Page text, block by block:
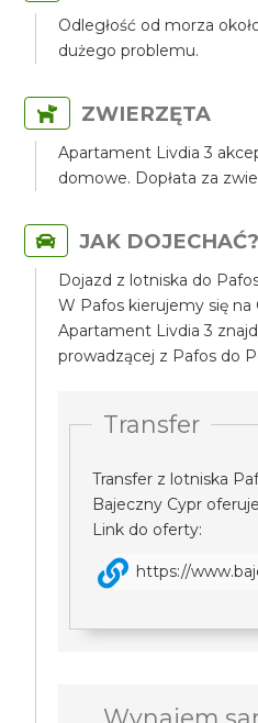
Odległość od morza
dużego problemu.
ZWIERZĘTA
Apartament Livdia 3
domowe. Dopłata za
JAK DOJECHAĆ?
Dojazd z lotniska do
W Pafos kierujemy się na
Apartament Livdia 3
prowadzącej z Pafos do
Transfer
Transfer z lotniska
Bajeczny Cypr
Link do oferty:
https://